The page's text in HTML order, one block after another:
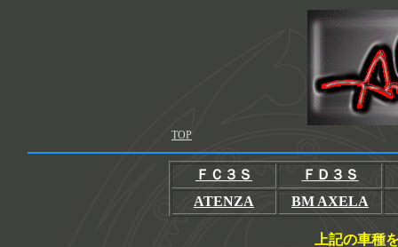
TOP
ＦＣ３Ｓ
ＦＤ３Ｓ
ATENZA
BM AXELA
上記の車種